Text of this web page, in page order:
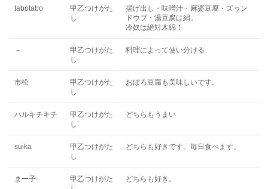
tabotabo
甲乙つけがた
し
揚げ出し・味噌汁・麻婆豆腐・ズゥン
ドウブ・湯豆腐は絹。
冷奴は絶対木綿！
－
甲乙つけがた
し
料理によって使い分ける
市松
甲乙つけがた
し
おぼろ豆腐も美味しいです。
ハルキチキチ
甲乙つけがた
し
どちらもうまい
suika
甲乙つけがた
し
どちらも好きです。毎日食べます。
まー子
甲乙つけがた
どちらも好き。